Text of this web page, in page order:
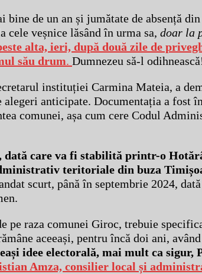
de un an și jumătate de absență
cele veșnice lăsând în urma sa, doar la
alta, ieri, după două zile de
său drum. Dumnezeu să-l
instituției Carmina Mateia, a
alegeri anticipate. Documentația a fost
comunei, așa cum cere Codul
dată care va fi stabilită printr-o
teritoriale din buza
scurt, până în septembrie 2024,
pe raza comunei Giroc, trebuie
aceeași, pentru încă doi ani,
idee electorală, mai mult ca sigur,
Amza, consilier local și